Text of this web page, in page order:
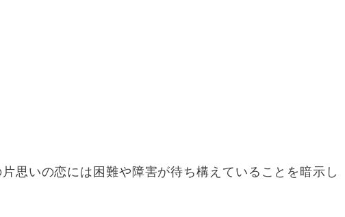
片思いの恋には困難や障害が待ち構えていることを暗示し